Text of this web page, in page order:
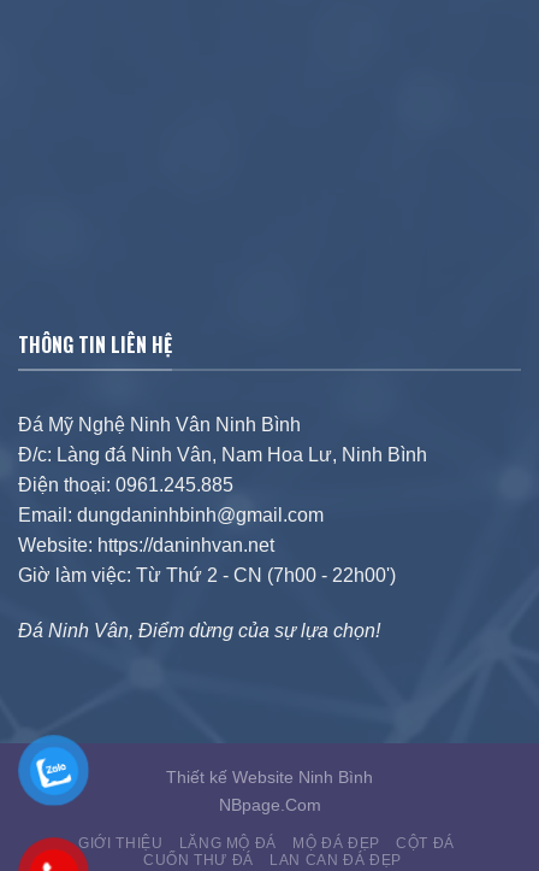
THÔNG TIN LIÊN HỆ
Đá Mỹ Nghệ Ninh Vân Ninh Bình
Đ/c: Làng đá Ninh Vân, Nam Hoa Lư, Ninh Bình
Điện thoại: 0961.245.885
Email: dungdaninhbinh@gmail.com
Website: https://daninhvan.net
Giờ làm việc: Từ Thứ 2 - CN (7h00 - 22h00')
Đá Ninh Vân, Điểm dừng của sự lựa chọn!
Thiết kế Website Ninh Bình
NBpage.Com
GIỚI THIỆU LĂNG MỘ ĐÁ MỘ ĐÁ ĐẸP
CỘT ĐÁ
CUỐN THƯ ĐÁ
LAN CAN ĐÁ ĐẸP